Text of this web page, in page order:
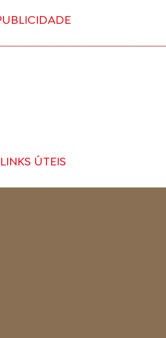
LINKS ÚTEIS